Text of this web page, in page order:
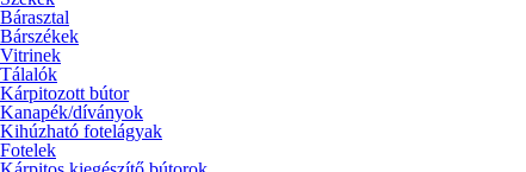
Bárasztal
Bárszékek
Vitrinek
Tálalók
Kárpitozott bútor
Kanapék/díványok
Kihúzható fotelágyak
Fotelek